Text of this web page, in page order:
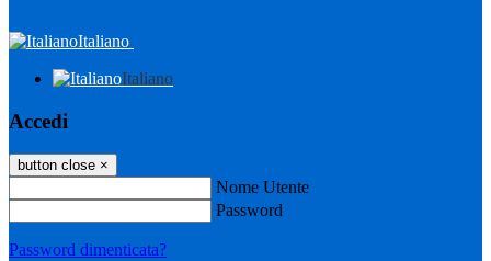
Italiano
Italiano
Accedi
button close ×
Nome Utente
Password
Password dimenticata?